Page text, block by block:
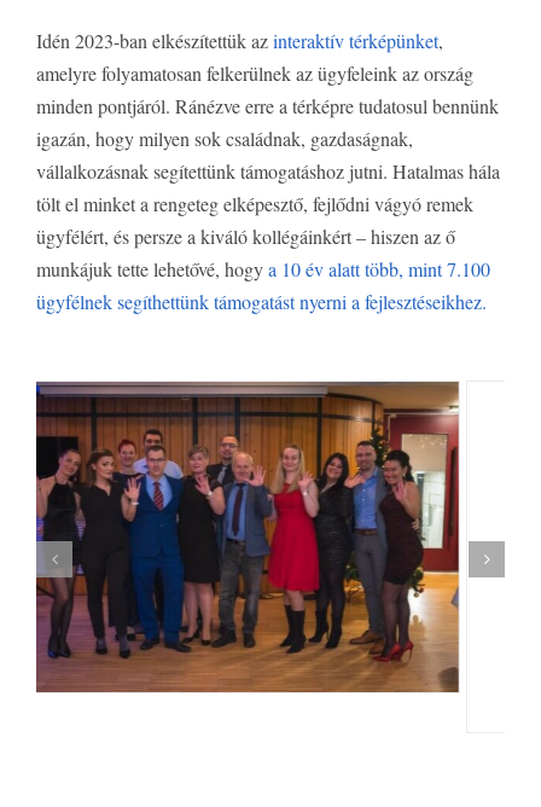
Idén 2023-ban elkészítettük azinteraktív térképünket,
amelyre folyamatosan felkerülnek az ügyfeleink az ország
minden pontjáról. Ránézve erre a térképre tudatosul bennünk
igazán, hogy milyen sok családnak, gazdaságnak,
vállalkozásnak segítettünk támogatáshoz jutni. Hatalmas hála
tölt el minket a rengeteg elképesztő, fejlődni vágyó remek
ügyfélért, és persze a kiváló kollégáinkért – hiszen az ő
munkájuk tette lehetővé, hogya 10 év alatt több, mint 7.100
ügyfélnek segíthettünk támogatást nyerni a fejlesztéseikhez.